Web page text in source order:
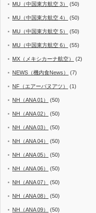
MU（中国東方航空 3） (50)
MU（中国東方航空 4） (50)
MU（中国東方航空 5） (50)
MU（中国東方航空 6） (55)
MX（メキシカーナ航空） (2)
NEWS（機内食News） (7)
NF（エアーバヌアツ） (1)
NH（ANA 01） (50)
NH（ANA 02） (50)
NH（ANA 03） (50)
NH（ANA 04） (50)
NH（ANA 05） (50)
NH（ANA 06） (50)
NH（ANA 07） (50)
NH（ANA 08） (50)
NH（ANA 09） (50)